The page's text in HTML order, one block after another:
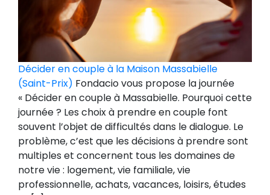
Décider en couple à la Maison Massabielle
(Saint-Prix) Fondacio vous propose la journée
« Décider en couple à Massabielle. Pourquoi cette
journée ? Les choix à prendre en couple font
souvent l’objet de difficultés dans le dialogue. Le
problème, c’est que les décisions à prendre sont
multiples et concernent tous les domaines de
notre vie : logement, vie familiale, vie
professionnelle, achats, vacances, loisirs, études